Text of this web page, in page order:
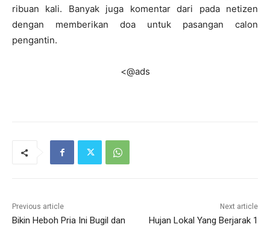
ribuan kali. Banyak juga komentar dari pada netizen
dengan memberikan doa untuk pasangan calon
pengantin.
<@ads
Previous article
Bikin Heboh Pria Ini Bugil dan
Next article
Hujan Lokal Yang Berjarak 1